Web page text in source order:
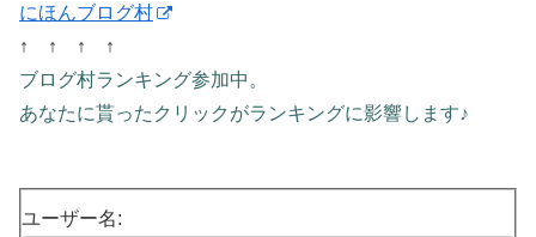
にほんブログ村
↑ ↑ ↑ ↑
ブログ村ランキング参加中。
あなたに貰ったクリックがランキングに影響します♪
ユーザー名: